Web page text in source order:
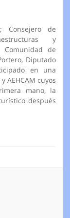
Consejero de
y
de
Diputado
en una
AEHCAM cuyos
mano, la
después